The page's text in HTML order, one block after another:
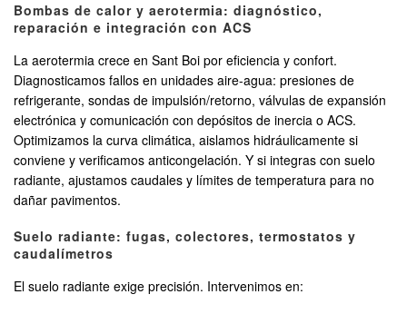
Bombas de calor y aerotermia: diagnóstico,
reparación e integración con ACS
La aerotermia crece en Sant Boi por eficiencia y confort.
Diagnosticamos fallos en unidades aire-agua: presiones de
refrigerante, sondas de impulsión/retorno, válvulas de expansión
electrónica y comunicación con depósitos de inercia o ACS.
Optimizamos la curva climática, aislamos hidráulicamente si
conviene y verificamos anticongelación. Y si integras con suelo
radiante, ajustamos caudales y límites de temperatura para no
dañar pavimentos.
Suelo radiante: fugas, colectores, termostatos y
caudalímetros
El suelo radiante exige precisión. Intervenimos en: